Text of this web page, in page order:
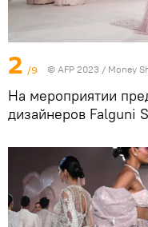
2 /9 © AFP 2023 / Money
На мероприятии
дизайнеров Falguni